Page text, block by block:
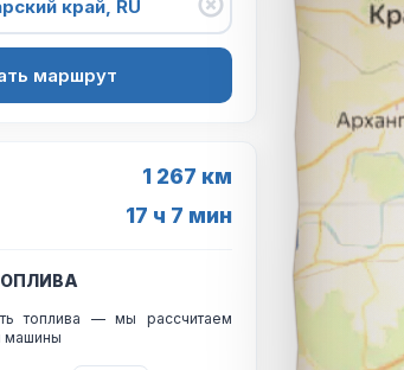
маршрут
1 267 км
17 ч 7 мин
топлива — мы рассчитаем
машины